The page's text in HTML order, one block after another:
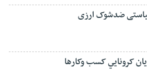
ضدشوک ارزی
کرونايي کسب وکارها